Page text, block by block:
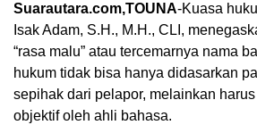
Suarautara.com,TOUNA-Kuasa
Isak Adam, S.H., M.H., CLI,
“rasa malu” atau tercemarnya nama
hukum tidak bisa hanya didasarkan
sepihak dari pelapor, melainkan
objektif oleh ahli bahasa.